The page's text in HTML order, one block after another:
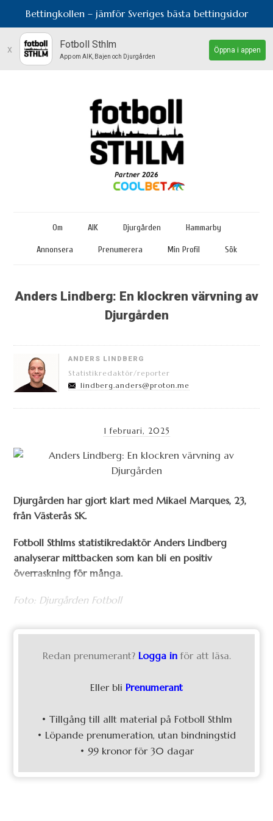
Bettingkollen – jämför Sveriges bästa bettingsidor
x Fotboll Sthlm
App om AIK, Bajen och Djurgården
Öppna i appen
Om AIK Djurgården Hammarby
Annonsera Prenumerera Min Profil Sök
Anders Lindberg: En klockren värvning av
Djurgården
ANDERS LINDBERG
Statistikredaktör/reporter
lindberg.anders@proton.me
1 februari, 2025
Djurgården har gjort klart med Mikael Marques, 23,
från Västerås SK.
Fotboll Sthlms statistikredaktör Anders Lindberg
analyserar mittbacken som kan bli en positiv
överraskning för många.
Foto: Djurgården Fotboll
Redan prenumerant? Logga in för att läsa.
Eller bli Prenumerant
• Tillgång till allt material på Fotboll Sthlm
• Löpande prenumeration, utan bindningstid
• 99 kronor för 30 dagar